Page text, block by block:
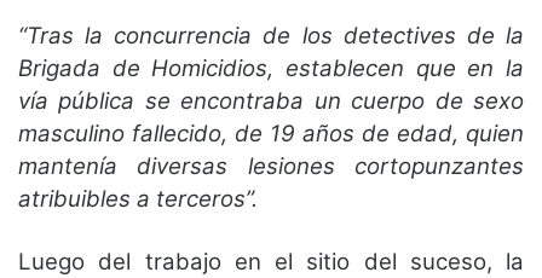
“Tras la concurrencia de los detectives de la
Brigada de Homicidios, establecen que en la
vía pública se encontraba un cuerpo de sexo
masculino fallecido, de 19 años de edad, quien
mantenía diversas lesiones cortopunzantes
atribuibles a terceros”.
Luego del trabajo en el sitio del suceso, la